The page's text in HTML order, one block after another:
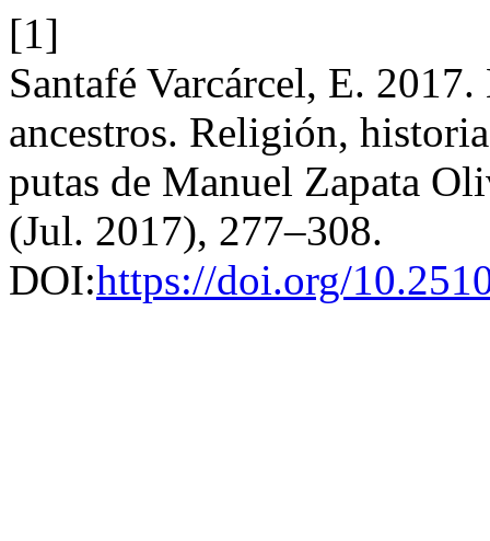
[1]
Santafé Varcárcel, E.
ancestros. Religión,
putas de Manuel Zapata
(Jul. 2017), 277–308.
DOI:https://doi.org/